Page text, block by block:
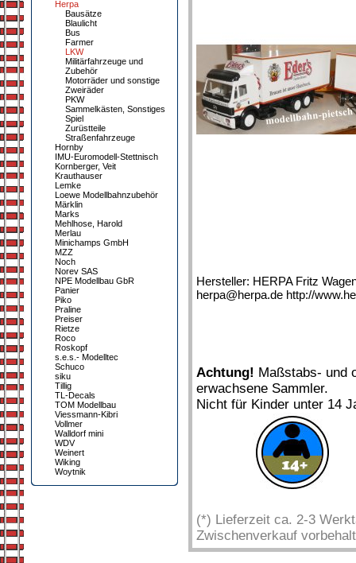
Herpa
Bausätze
Blaulicht
Bus
Farmer
LKW
Militärfahrzeuge und
Zubehör
Motorräder und sonstige
Zweiräder
PKW
Sammelkästen, Sonstiges
Spiel
Zurüstteile
Straßenfahrzeuge
Hornby
IMU-Euromodell-Stettnisch
Kornberger, Veit
Krauthauser
Lemke
Loewe Modellbahnzubehör
Märklin
Marks
Mehlhose, Harold
Merlau
Minichamps GmbH
MZZ
Noch
Norev SAS
NPE Modellbau GbR
Panier
Piko
Praline
Preiser
Rietze
Roco
Roskopf
s.e.s.- Modelltec
Schuco
siku
Tillig
TL-Decals
TOM Modellbau
Viessmann-Kibri
Vollmer
Walldorf mini
WDV
Weinert
Wiking
Woytnik
Hersteller: HERPA Fritz
herpa@herpa.de http://
Achtung! Maßstabs- und
erwachsene Sammler.
Nicht für Kinder unter 14
(*) Lieferzeit ca. 2-3
Zwischenverkauf